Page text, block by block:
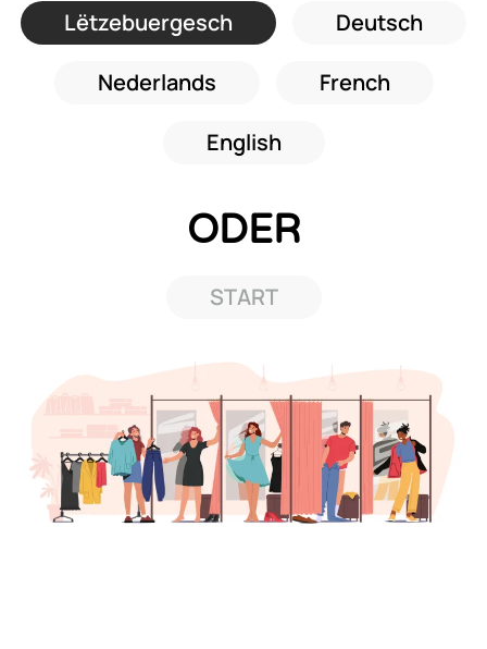
Lëtzebuergesch Deutsch
Nederlands French
English
ODER
START